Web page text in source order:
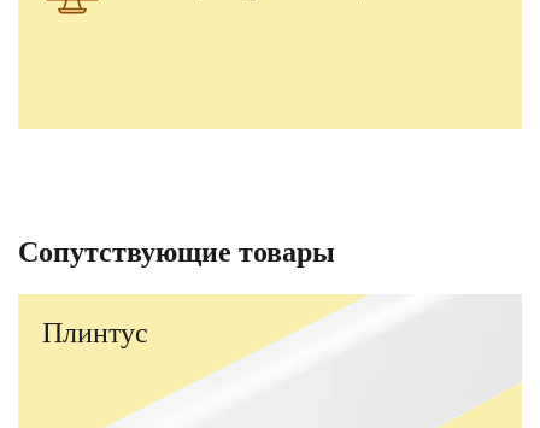
Сопутствующие товары
Плинтус